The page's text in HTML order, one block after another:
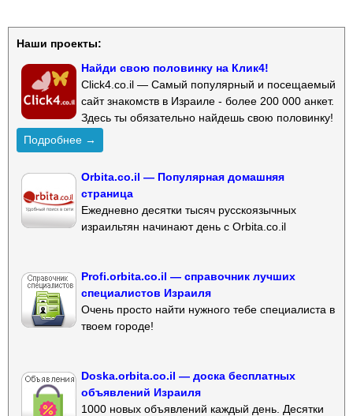
Наши проекты:
Найди свою половинку на Клик4!
Click4.co.il — Самый популярный и посещаемый
сайт знакомств в Израиле - более 200 000 анкет.
Здесь ты обязательно найдешь свою половинку!
Подробнее →
Orbita.co.il — Популярная домашняя
страница
Ежедневно десятки тысяч русскоязычных
израильтян начинают день с Orbita.co.il
Profi.orbita.co.il — справочник лучших
специалистов Израиля
Очень просто найти нужного тебе специалиста в
твоем городе!
Doska.orbita.co.il — доска бесплатных
объявлений Израиля
1000 новых объявлений каждый день. Десятки